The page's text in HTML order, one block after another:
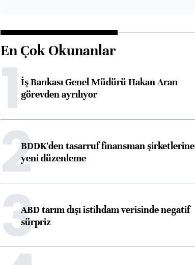
En Çok Okunanlar
1İş Bankası Genel Müdürü Hakan Aran
görevden ayrılıyor
2BDDK'den tasarruf finansman şirketlerine
yeni düzenleme
3ABD tarım dışı istihdam verisinde negatif
sürpriz